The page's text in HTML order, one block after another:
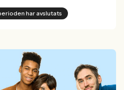
har avslutats